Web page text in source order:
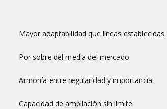
Mayor adaptabilidad que líneas establecidas
Por sobre del media del mercado
Armonía entre regularidad y importancia
Capacidad de ampliación sin límite